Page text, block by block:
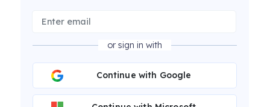
or sign in with
Continue with Google